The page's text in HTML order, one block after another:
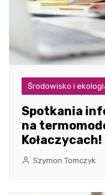
Środowisko i
Spotkania
na
Kołaczycach!
Szymon Tomczyk